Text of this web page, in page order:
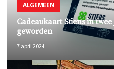
ALGEMEEN
Cadeaukaart Stiens in
geworden
7 april 2024